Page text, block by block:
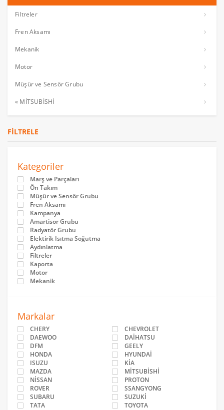
Filtreler
Fren Aksamı
Mekanik
Motor
Müşür ve Sensör Grubu
« MİTSUBİSHİ
FILTRELE
Kategoriler
Marş ve Parçaları
Ön Takım
Müşür ve Sensör Grubu
Fren Aksamı
Kampanya
Amartisor Grubu
Radyatör Grubu
Elektirik Isıtma Soğutma
Aydınlatma
Filtreler
Kaporta
Motor
Mekanik
Markalar
CHERY
CHEVROLET
DAEWOO
DAİHATSU
DFM
GEELY
HONDA
HYUNDAİ
ISUZU
KİA
MAZDA
MİTSUBİSHİ
NİSSAN
PROTON
ROVER
SSANGYONG
SUBARU
SUZUKİ
TATA
TOYOTA